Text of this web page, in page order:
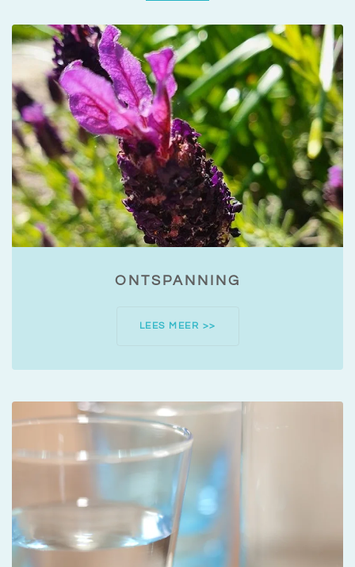
ONTSPANNING
LEES MEER >>